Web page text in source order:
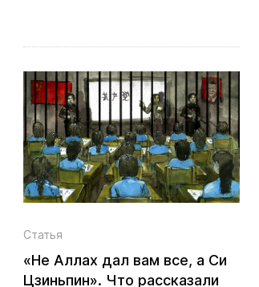
Статья
«Не Аллах дал вам все, а Си
Цзиньпин». Что рассказали